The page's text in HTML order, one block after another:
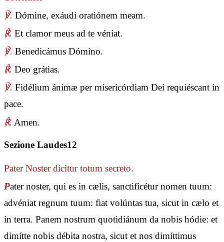
℣. Dómine, exáudi oratiónem meam.
℟. Et clamor meus ad te véniat.
℣. Benedicámus Dómino.
℟. Deo grátias.
℣. Fidélium ánimæ per misericórdiam Dei requiéscant in
pace.
℟. Amen.
Sezione Laudes12
Pater Nosterdicitur totum secreto.
Pater noster, qui es in cælis, sanctificétur nomen tuum:
advéniat regnum tuum: fiat volúntas tua, sicut in cælo et
in terra. Panem nostrum quotidiánum da nobis hódie: et
dimítte nobis débita nostra, sicut et nos dimíttimus